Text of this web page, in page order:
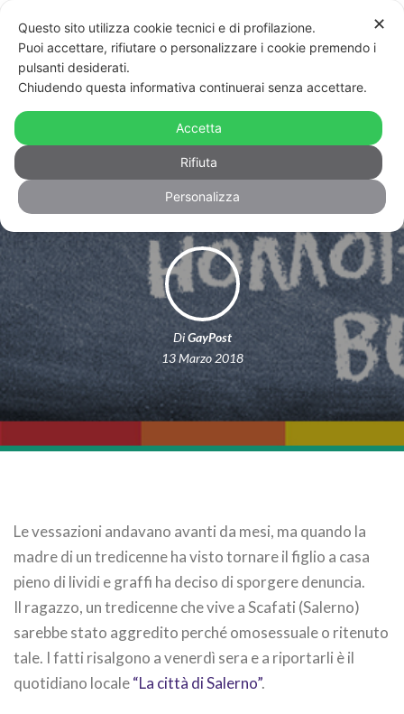
Salerno: tredicenne picchiato da un
branco di compagni di scuola perché
gay
DiGayPost
13 Marzo 2018
Le vessazioni andavano avanti da mesi, ma quando la
madre di un tredicenne ha visto tornare il figlio a casa
pieno di lividi e graffi ha deciso di sporgere denuncia.
Il ragazzo, un tredicenne che vive a Scafati (Salerno)
sarebbe stato aggredito perché omosessuale o ritenuto
tale. I fatti risalgono a venerdì sera e a riportarli è il
quotidiano locale“La città di Salerno”.
✕
Questo sito utilizza cookie tecnici e di profilazione.
Puoi accettare, rifiutare o personalizzare i cookie premendo i
pulsanti desiderati.
Chiudendo questa informativa continuerai senza accettare.
Accetta
Rifiuta
Personalizza